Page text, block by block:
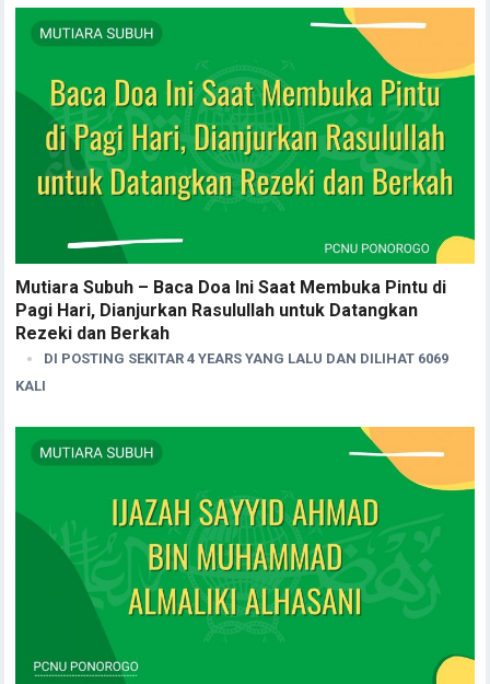
Mutiara Subuh – Baca Doa Ini Saat Membuka Pintu di
Pagi Hari, Dianjurkan Rasulullah untuk Datangkan
Rezeki dan Berkah
DI POSTING SEKITAR 4 YEARS YANG LALU DAN DILIHAT 6069
KALI